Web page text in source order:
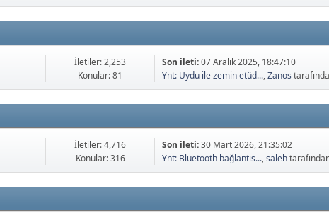
İletiler: 2,253
Konular: 81
Son ileti:07 Aralık 2025, 18:47:10
Ynt: Uydu ile zemin etüd...,Zanos
İletiler: 4,716
Konular: 316
Son ileti:30 Mart 2026, 21:35:02
Ynt: Bluetooth bağlantıs...,saleh